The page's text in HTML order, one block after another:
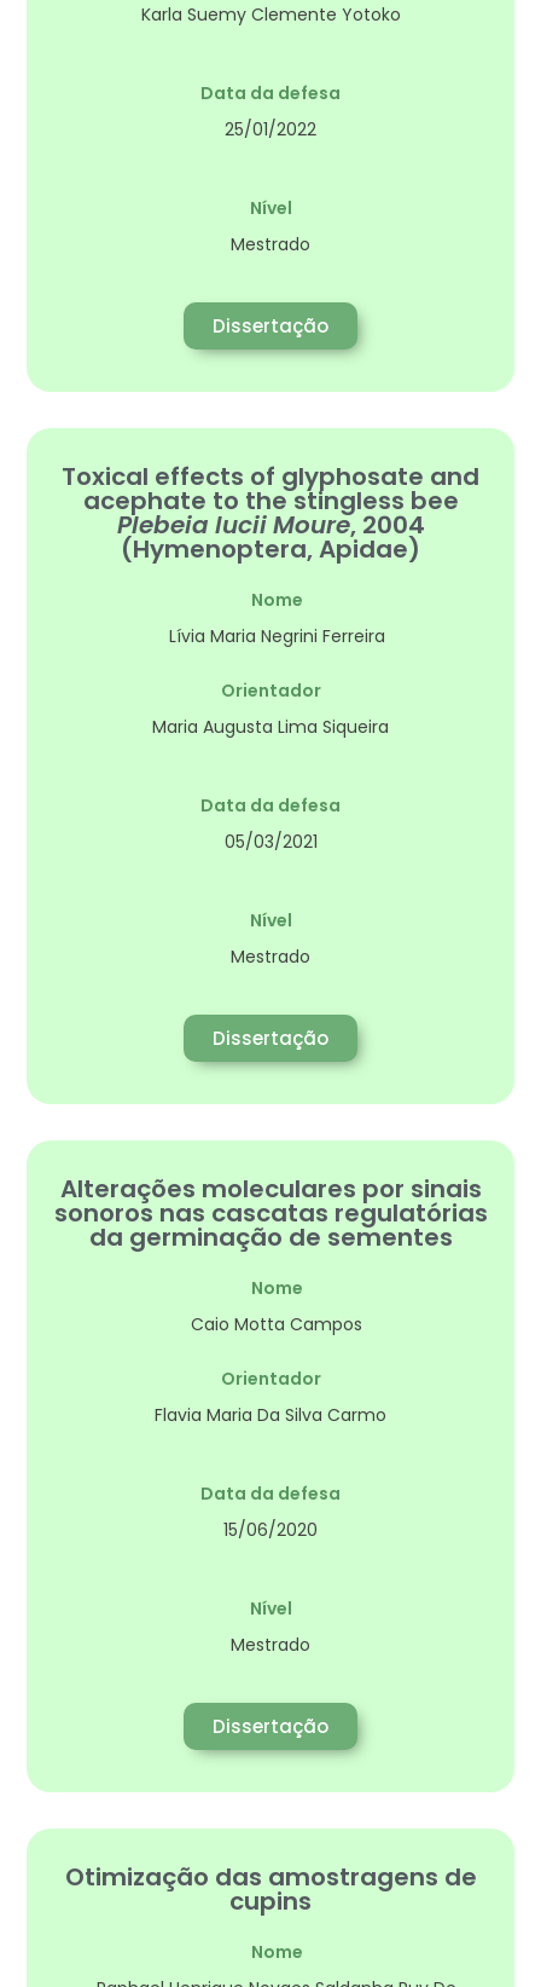
Karla Suemy Clemente Yotoko
Data da defesa
25/01/2022
Nível
Mestrado
Dissertação
Toxical effects of glyphosate and
acephate to the stingless bee
Plebeia lucii Moure, 2004
(Hymenoptera, Apidae)
Nome
Lívia Maria Negrini Ferreira
Orientador
Maria Augusta Lima Siqueira
Data da defesa
05/03/2021
Nível
Mestrado
Dissertação
Alterações moleculares por sinais
sonoros nas cascatas regulatórias
da germinação de sementes
Nome
Caio Motta Campos
Orientador
Flavia Maria Da Silva Carmo
Data da defesa
15/06/2020
Nível
Mestrado
Dissertação
Otimização das amostragens de
cupins
Nome